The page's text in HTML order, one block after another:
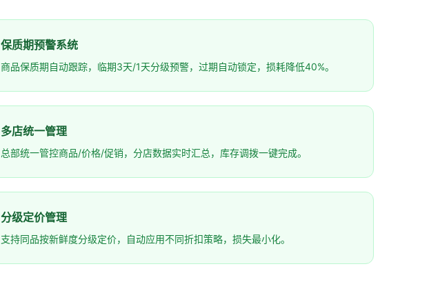
保质期预警系统
商品保质期自动跟踪，临期3天/1天分级预警，过期自动锁定，损耗降低40%。
多店统一管理
总部统一管控商品/价格/促销，分店数据实时汇总，库存调拨一键完成。
分级定价管理
支持同品按新鲜度分级定价，自动应用不同折扣策略，损失最小化。